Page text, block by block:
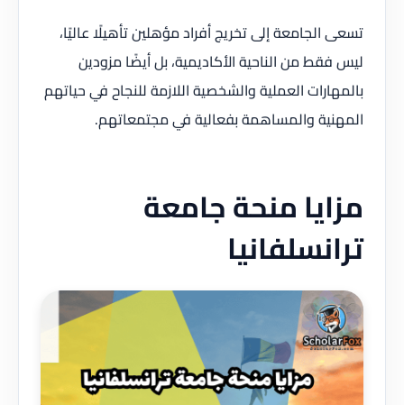
تسعى الجامعة إلى تخريج أفراد مؤهلين تأهيلًا عاليًا،
ليس فقط من الناحية الأكاديمية، بل أيضًا مزودين
بالمهارات العملية والشخصية اللازمة للنجاح في حياتهم
المهنية والمساهمة بفعالية في مجتمعاتهم.
مزايا منحة جامعة
ترانسلفانيا